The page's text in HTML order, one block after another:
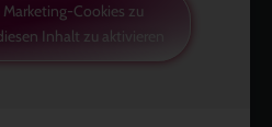
Marketing-Cookies zu
Inhalt zu aktivieren